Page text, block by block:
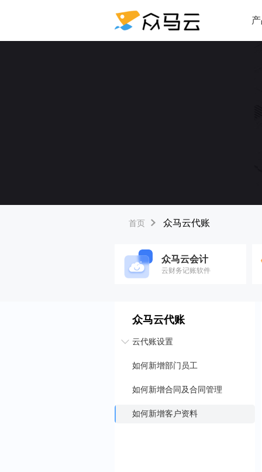
首页 众马云代账
众马云会计
云财务记账软件
众马云代账
云代账设置
如何新增部门员工
如何新增合同及合同管理
如何新增客户资料